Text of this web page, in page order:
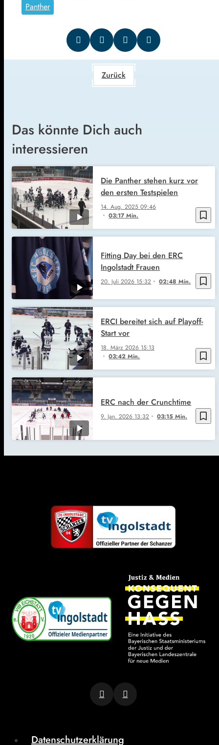
Panther
Zurück
Das könnte Dich auch
interessieren
bookmark_border
14. Aug. 202509:46
03:17 Min.
Die Panther stehen kurz vor
den ersten Testspielen
bookmark_border
20. Juli 2026 15:32 02:48 Min.
Fitting Day bei den ERC
Ingolstadt Frauen
bookmark_border
18. März 2026 15:13
03:42 Min.
ERCI bereitet sich auf Playoff-
Start vor
bookmark_border
9. Jan. 2026 13:32 03:15 Min.
ERC nach der Crunchtime
Datenschutzerklärung